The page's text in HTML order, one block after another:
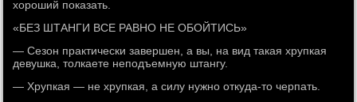
хороший показать.
«БЕЗ ШТАНГИ ВСЕ РАВНО НЕ ОБОЙТИСЬ»
— Сезон практически завершен, а вы, на вид такая хрупкая
девушка, толкаете неподъемную штангу.
— Хрупкая — не хрупкая, а силу нужно откуда-то черпать.